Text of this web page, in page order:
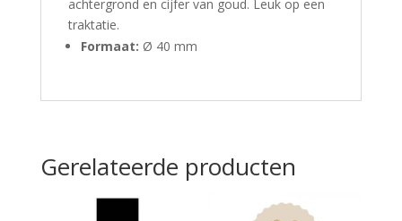
achtergrond en cijfer van goud. Leuk op een
traktatie.
Formaat: Ø 40 mm
Gerelateerde producten